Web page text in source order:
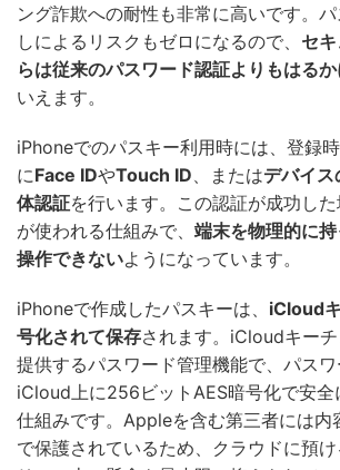
ング詐欺への耐性も非常に高いです。
しによるリスクもゼロになるので、 セ
らは従来のパスワード認証よりもはる
いえます。
iPhoneでのパスキー利用時には、登録
にFace IDやTouch ID 、またはデバイス
体認証を行います。この認証が成功し
が使われる仕組みで、 端末を物理的に
操作できないようになっています。
iPhoneで作成したパスキーは、 iCloud
号化されて保存されます。iCloudキー
提供するパスワード管理機能で、パス
iCloud上に256ビットAES暗号化で安全
仕組みです。Appleを含む第三者には内
で保護されているため、クラウドに預け